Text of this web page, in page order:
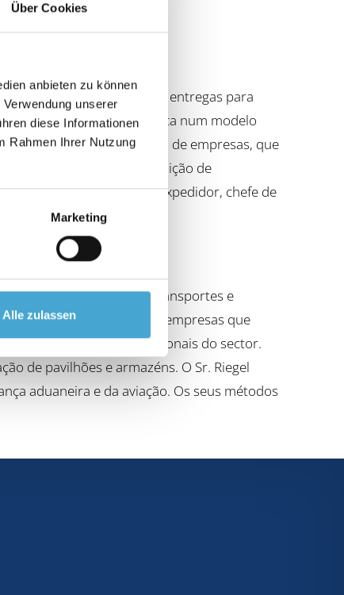
Über Cookies
anbieten zu können
unserer
diese Informationen
Rahmen Ihrer Nutzung
Marketing
Alle zulassen
como motorista de entregas para
de expedição e logística num modelo
na área da administração de empresas, que
no ambiente de expedição de
no terreno, bem como expedidor, chefe de
GmbH Koblenz).
das empresas de transportes e
sustentável para as empresas que
todos os temas operacionais do sector.
de pavilhões e armazéns. O Sr. Riegel
aduaneira e da aviação. Os seus métodos